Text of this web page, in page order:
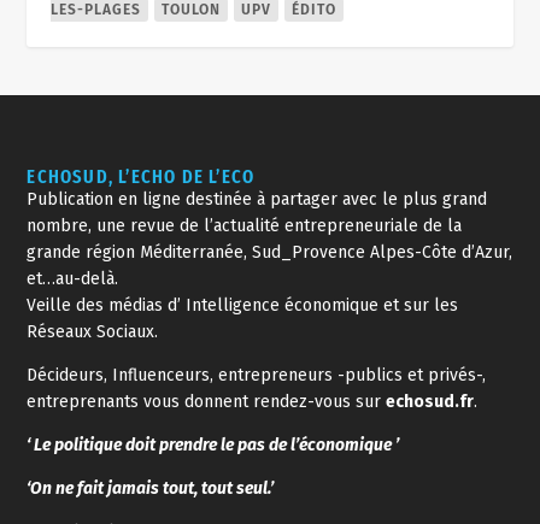
LES-PLAGES
TOULON UPV ÉDITO
ECHOSUD, L’ECHO DE L’ECO
Publication en ligne destinée à partager avec le plus grand
nombre, une revue de l’actualité entrepreneuriale de la
grande région Méditerranée, Sud_Provence Alpes-Côte d’Azur,
et…au-delà.
Veille des médias d’ Intelligence économique et sur les
Réseaux Sociaux.
Décideurs, Influenceurs, entrepreneurs -publics et privés-,
entreprenants vous donnent rendez-vous surechosud.fr.
‘ Le politique doit prendre le pas de l’économique ’
‘On ne fait jamais tout, tout seul.’